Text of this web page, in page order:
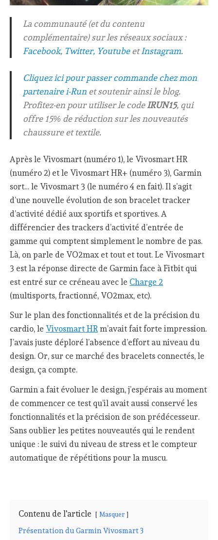
La communauté (et du contenu
complémentaire) sur les réseaux sociaux :
Facebook, Twitter, YoutubeetInstagram.
Cliquez ici pour passer commande chez mon
partenaire i-Runet soutenir ainsi le blog.
Profitez-en pour utiliser le codeIRUN15, qui
offre 15% de réduction sur les nouveautés
chaussure et textile.
Après le Vivosmart (numéro 1), le Vivosmart HR
(numéro 2) et le Vivosmart HR+ (numéro 3), Garmin
sort… le Vivosmart 3 (le numéro 4 en fait). Il s’agit
d’une nouvelle évolution de son bracelet tracker
d’activité dédié aux sportifs et sportives. A
différencier des trackers d’activité d’entrée de
gamme qui comptent simplement le nombre de pas.
Là, on parle de VO2max et tout et tout. Le Vivosmart
3 est la réponse directe de Garmin face à Fitbit qui
est entré sur ce créneau avec le Charge 2
(multisports, fractionné, VO2max, etc).
Sur le plan des fonctionnalités et de la précision du
cardio, le Vivosmart HRm’avait fait forte impression.
J’avais juste déploré l’absence d’effort au niveau du
design. Or, sur ce marché des bracelets connectés, le
design, ça compte.
Garmin a fait évoluer le design, j’espérais au moment
de commencer ce test qu’il avait aussi conservé les
fonctionnalités et la précision de son prédécesseur.
Sans oublier les petites nouveautés qui le rendent
unique : le suivi du niveau de stress et le compteur
automatique de répétitions pour la muscu.
Contenu de l'article Masquer
Présentation du Garmin Vivosmart 3